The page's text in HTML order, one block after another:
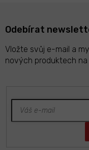
Odebírat
Vložte svůj e-mail a
nových produktech